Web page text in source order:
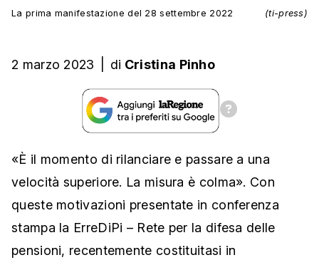
La prima manifestazione del 28 settembre 2022 (ti-press)
2 marzo 2023 di Cristina Pinho
«È il momento di rilanciare e passare a una
velocità superiore. La misura è colma». Con
queste motivazioni presentate in conferenza
stampa la ErreDiPi – Rete per la difesa delle
pensioni, recentemente costituitasi in